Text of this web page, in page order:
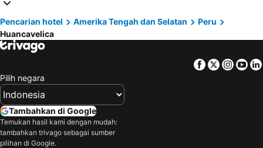
Hotel di Sunshine Coast
Hotel di Malaysia
Hotel di Maladewa
Hotel di Mallorca
Hotel di Phuket
Hotel di Zurich
Hotel di Penang
Hotel di Bangka-Belitung
Pencarian hotel Amerika Tengah dan Selatan
Peru
Huancavelica
Facebook
Twitter
Pilih negara
Tambahkan di Google
Temukan hasil kami dengan mudah:
tambahkan trivago sebagai sumber
pilihan di Google.